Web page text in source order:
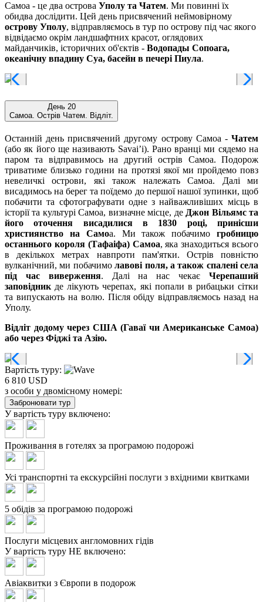
Самоа - це два острова Уполу та Чатем. Ми повинні їх
обидва дослідити. Цей день присвячений неймовірному
острову Уполу, відправляємось в тур по острову під час якого
відвідаємо окрім ландшафтних красот, оглядових
майданчиків, історичних об'єктів - Водопады Сопоага,
океанічну впадину Суа, басейн в печері Пиула.
День 20
Самоа. Острів Чатем. Відліт.
Останній день присвячений другому острову Самоа - Чатем
(або як його ще називають Savai’i). Рано вранці ми сядемо на
паром та відправимось на другий острів Самоа. Подорож
триватиме близько години на протязі якої ми пройдемо повз
невеличкі острови, які також належать Самоа. Далі ми
висадимось на берег та поїдемо до першої нашої зупинки, щоб
побачити та сфотографувати одне з найважливіших місць в
історії та культурі Самоа, визначне місце, де Джон Вільямс та
його оточення висадилися в 1830 році, принісши
християнство на Самоа. Ми також побачимогробницю
останнього короля (Тафаіфа) Самоа, яка знаходиться всього
в декількох метрах навпроти пам'ятки. Острів повністю
вулканічний, ми побачимолавові поля, а також спалені села
під час виверження. Далі на нас чекаєЧерепаший
заповідник де лікують черепах, які попали в рибацьки сітки
та випускають на волю. Після обіду відправляємось назад на
Уполу.
Відліт додому через США (Гаваї чи Американське Самоа)
або через Фіджі та Азію.
Вартість туру:
6 810 USD
з особи у двомісному номері:
Забронювати тур
У вартість туру включено:
Проживання в готелях за програмою подорожі
Усі транспортні та екскурсійні послуги з вхідними квитками
5 обідів за програмою подорожі
Послуги місцевих англомовних гідів
У вартість туру НЕ включено:
Авіаквитки з Європи в подорож